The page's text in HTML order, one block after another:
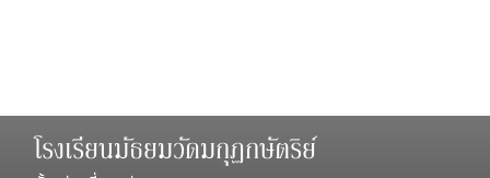
โรงเรียนมัธยมวัดมกุฏกษัตริย์